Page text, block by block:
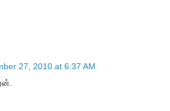
27, 2010 at 6:37 AM